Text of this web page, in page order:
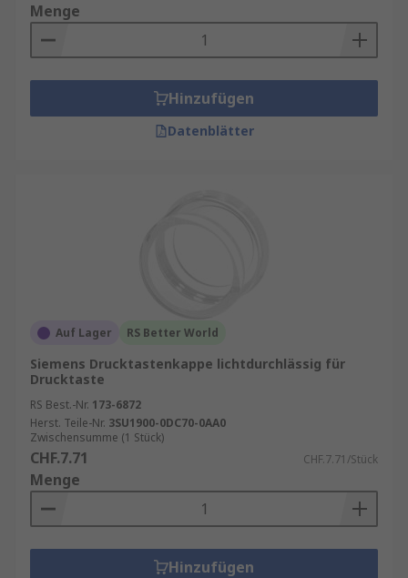
Menge
Hinzufügen
Datenblätter
Auf Lager RS Better World
Siemens Drucktastenkappe lichtdurchlässig für
Drucktaste
RS Best.-Nr. 173-6872
Herst. Teile-Nr. 3SU1900-0DC70-0AA0
Zwischensumme (1 Stück)
CHF.7.71 CHF.7.71/Stück
Menge
Hinzufügen